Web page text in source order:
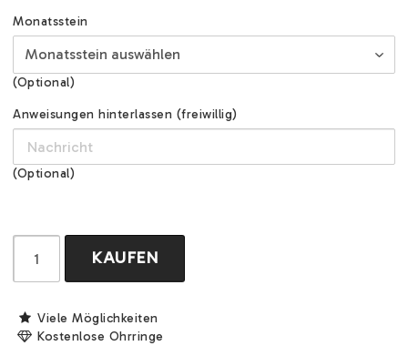
Monatsstein
(Optional)
Anweisungen hinterlassen (freiwillig)
(Optional)
KAUFEN
Viele Möglichkeiten
Kostenlose Ohrringe